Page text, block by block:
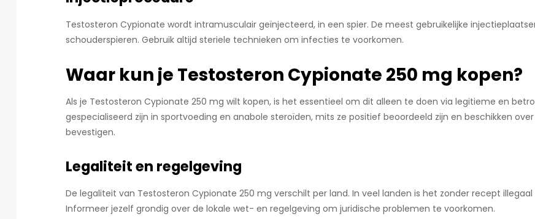
Testosteron Cypionate wordt intramusculair geïnjecteerd, in een spier. De meest gebruikelijke
schouderspieren. Gebruik altijd steriele technieken om infecties te voorkomen.
Waar kun je Testosteron Cypionate 250 mg kopen?
Als je Testosteron Cypionate 250 mg wilt kopen, is het essentieel om dit alleen te doen via legitieme en
gespecialiseerd zijn in sportvoeding en anabole steroïden, mits ze positief beoordeeld zijn en beschikken
bevestigen.
Legaliteit en regelgeving
De legaliteit van Testosteron Cypionate 250 mg verschilt per land. In veel landen is het zonder recept
Informeer jezelf grondig over de lokale wet- en regelgeving om juridische problemen te voorkomen.